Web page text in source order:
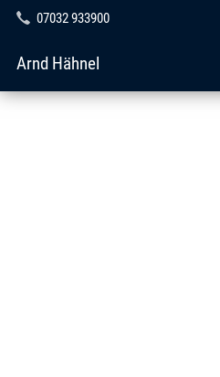
07032 933900
Arnd Hähnel